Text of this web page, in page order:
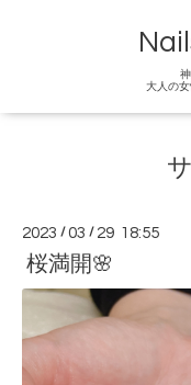
大人の
2023 /03 / 29 18:55
桜満開🌸